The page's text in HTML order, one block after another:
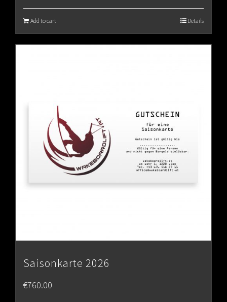
Add to cart Details
Saisonkarte 2026
€760.00